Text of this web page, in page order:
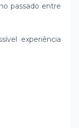
passado entre
experiência